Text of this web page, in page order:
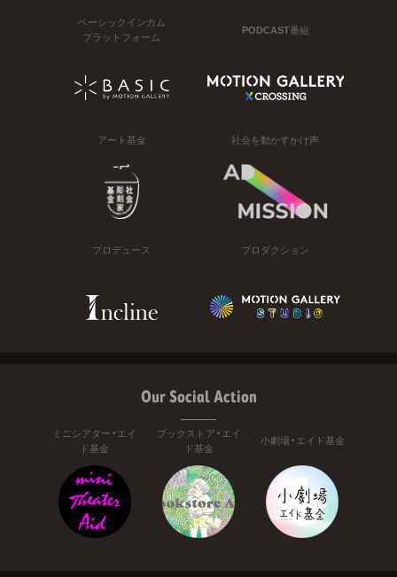
ベーシックインカム
プラットフォーム
PODCAST番組
アート基金 社会を動かすかけ声
プロデュース プロダクション
Our Social Action
ミニシアター・エイ
ド基金
ブックストア・エイ
ド基金
小劇場・エイド基金